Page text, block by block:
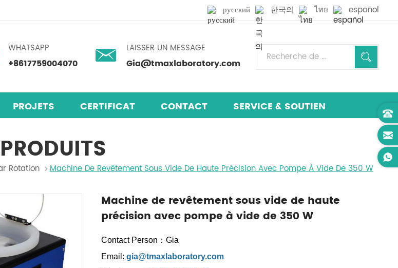
русский 한국의 ไทย español
WHATSAPP
+8617759004070
LAISSER UN MESSAGE
Gia@tmaxlaboratory.com
PROJETS CERTIFICAT CONTACT SERVICE & SOUTIEN
PRODUITS
Rotation Machine De Revêtement Sous Vide De Haute Précision Avec Pompe À Vide De 350 W
Machine de revêtement sous vide de haute
précision avec pompe à vide de 350 W
Contact Person：Gia
Email: gia@tmaxlaboratory.com